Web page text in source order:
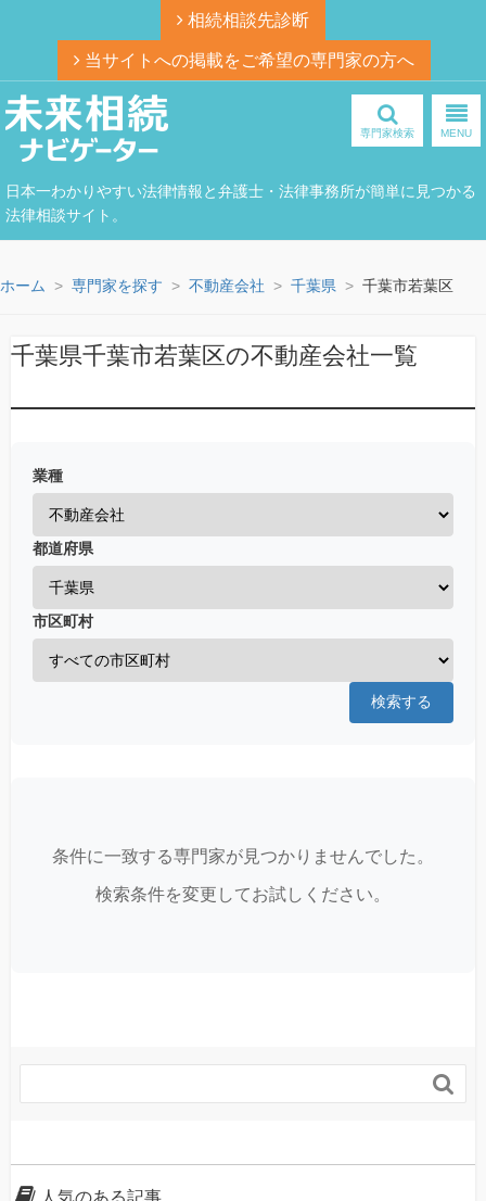
相続相談先診断
当サイトへの掲載をご希望の専門家の方へ
日本一わかりやすい法律情報と弁護士・法律事務所が簡単に見つかる
法律相談サイト。
専門家検索 MENU
ホーム 専門家を探す 不動産会社 千葉県 千葉市若葉区
千葉県千葉市若葉区の不動産会社一覧
業種
都道府県
市区町村
検索する
条件に一致する専門家が見つかりませんでした。
検索条件を変更してお試しください。

人気のある記事